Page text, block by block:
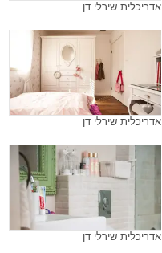
אדריכלית שירלי דן
אדריכלית שירלי דן
אדריכלית שירלי דן